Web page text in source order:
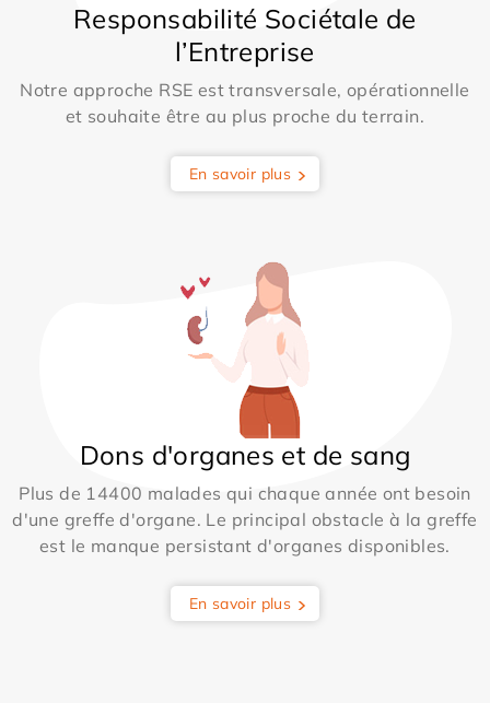
Responsabilité Sociétale de
l’Entreprise
Notre approche RSE est transversale, opérationnelle
et souhaite être au plus proche du terrain.
En savoir plus
Dons d'organes et de sang
Plus de 14400 malades qui chaque année ont besoin
d'une greffe d'organe. Le principal obstacle à la greffe
est le manque persistant d'organes disponibles.
En savoir plus